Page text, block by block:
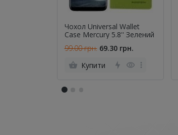
Чохол Universal Wallet
Case Mercury 5.8'' Зелений
99.00 грн. 69.30 грн.
Купити